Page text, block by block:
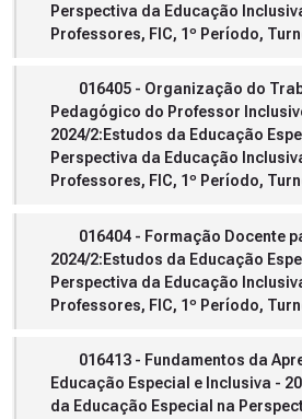
Perspectiva da Educação
Professores, FIC, 1º Período,
016405 - Organização do
Pedagógico do Professor
2024/2:Estudos da Educação
Perspectiva da Educação
Professores, FIC, 1º Período,
016404 - Formação Docente
2024/2:Estudos da Educação
Perspectiva da Educação
Professores, FIC, 1º Período,
016413 - Fundamentos da
Educação Especial e Inclusiva -
da Educação Especial na